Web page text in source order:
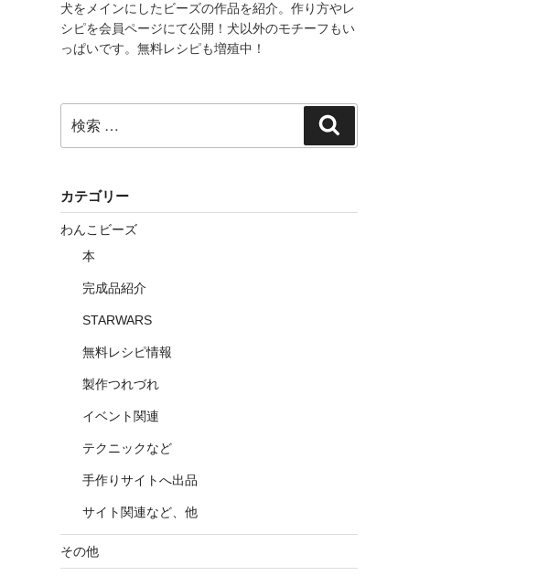
犬をメインにしたビーズの作品を紹介。作り方やレ
シピを会員ページにて公開！犬以外のモチーフもい
っぱいです。無料レシピも増殖中！
索:
索
カテゴリー
わんこビーズ
本
完成品紹介
STARWARS
無料レシピ情報
製作つれづれ
イベント関連
テクニックなど
手作りサイトへ出品
サイト関連など、他
その他